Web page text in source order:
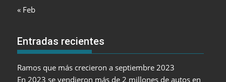
« Feb
Entradas recientes
Ramos que más crecieron a septiembre 2023
En 2023 se vendieron más de 2 millones de autos en